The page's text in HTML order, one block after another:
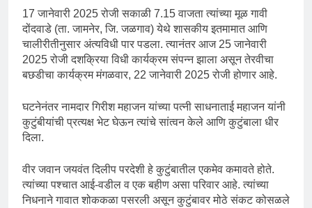
17 जानेवारी 2025 रोजी सकाळी 7.15 वाजता त्यांच्या मूळ गावी
दोंदवाडे (ता. जामनेर, जि. जळगाव) येथे शासकीय इतमामात आणि
चालीरीतीनुसार अंत्यविधी पार पडला. त्यानंतर आज 25 जानेवारी
2025 रोजी दशक्रिया विधी कार्यक्रम संपन्न झाला असून तेरवीचा
बछडीचा कार्यक्रम मंगळवार, 22 जानेवारी 2025 रोजी होणार आहे.
घटनेनंतर नामदार गिरीश महाजन यांच्या पत्नी साधनाताई महाजन यांनी
कुटुंबीयांची प्रत्यक्ष भेट घेऊन त्यांचे सांत्वन केले आणि कुटुंबाला धीर
दिला.
वीर जवान जयवंत दिलीप परदेशी हे कुटुंबातील एकमेव कमावते होते.
त्यांच्या पश्चात आई-वडील व एक बहीण असा परिवार आहे. त्यांच्या
निधनाने गावात शोककळा पसरली असून कुटुंबावर मोठे संकट कोसळले